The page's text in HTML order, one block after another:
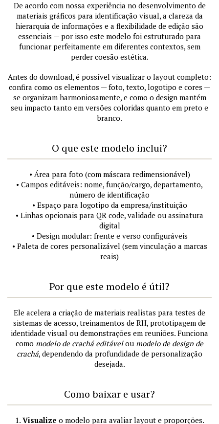
De acordo com nossa experiência no desenvolvimento de
materiais gráficos para identificação visual, a clareza da
hierarquia de informações e a flexibilidade de edição são
essenciais — por isso este modelo foi estruturado para
funcionar perfeitamente em diferentes contextos, sem
perder coesão estética.
Antes do download, é possível visualizar o layout completo:
confira como os elementos — foto, texto, logotipo e cores —
se organizam harmoniosamente, e como o design mantém
seu impacto tanto em versões coloridas quanto em preto e
branco.
O que este modelo inclui?
• Área para foto (com máscara redimensionável)
• Campos editáveis: nome, função/cargo, departamento,
número de identificação
• Espaço para logotipo da empresa/instituição
• Linhas opcionais para QR code, validade ou assinatura
digital
• Design modular: frente e verso configuráveis
• Paleta de cores personalizável (sem vinculação a marcas
reais)
Por que este modelo é útil?
Ele acelera a criação de materiais realistas para testes de
sistemas de acesso, treinamentos de RH, prototipagem de
identidade visual ou demonstrações em reuniões. Funciona
como modelo de crachá editávelou modelo de design de
crachá, dependendo da profundidade de personalização
desejada.
Como baixar e usar?
1. Visualize o modelo para avaliar layout e proporções.